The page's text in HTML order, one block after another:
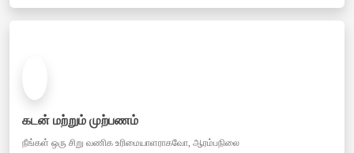
கடன் மற்றும் முற்பணம்
நீங்கள் ஒரு சிறு வணிக உரிமையாளராகவோ, ஆரம்பநிலை